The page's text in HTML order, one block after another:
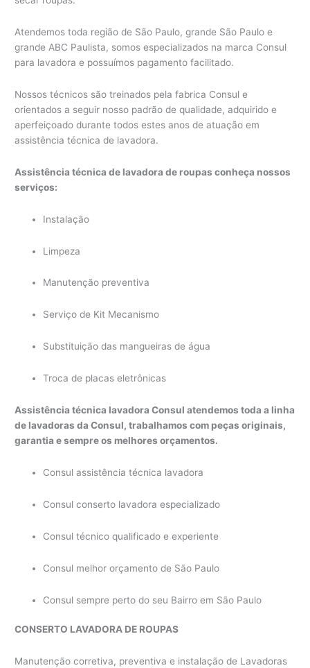
Atendemos toda região de São Paulo, grande São Paulo e
grande ABC Paulista, somos especializados na marca Consul
para lavadora e possuímos pagamento facilitado.
Nossos técnicos são treinados pela fabrica Consul e
orientados a seguir nosso padrão de qualidade, adquirido e
aperfeiçoado durante todos estes anos de atuação em
assistência técnica de lavadora.
Assistência técnica de lavadora de roupas conheça nossos
serviços:
Instalação
Limpeza
Manutenção preventiva
Serviço de Kit Mecanismo
Substituição das mangueiras de água
Troca de placas eletrônicas
Assistência técnica lavadora Consul atendemos toda a linha
de lavadoras da Consul, trabalhamos com peças originais,
garantia e sempre os melhores orçamentos.
Consul assistência técnica lavadora
Consul conserto lavadora especializado
Consul técnico qualificado e experiente
Consul melhor orçamento de São Paulo
Consul sempre perto do seu Bairro em São Paulo
CONSERTO LAVADORA DE ROUPAS
Manutenção corretiva, preventiva e instalação de Lavadoras